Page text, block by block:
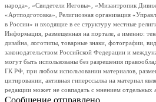
народа», «Свидетели Иеговы», «Мизантропик
«Артподготовка», Религиозная организация
в России» и входящие в ее структуру местные
Информация, размещенная на портале, а именно:
дизайна, логотипы, товарные знаки, фотографии,
законодательством Российской Федерации и
могут быть использованы без разрешения
ГК РФ, при любом использовании материалов,
цитировании, активная гиперссылка на материал
редакции может не совпадать с мнением отдельных
Сообщение отправлено